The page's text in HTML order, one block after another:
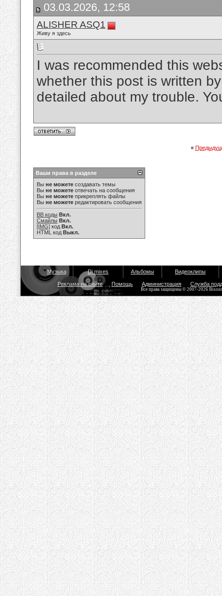
03.03.2026, 12:58
ALISHER ASQ1
Живу я здесь
I was recommended this
whether this post is written
detailed about my trouble.
«
Ваши права в разделе
Вы не можете создавать темы
Вы не можете отвечать на сообщения
Вы не можете прикреплять файлы
Вы не можете редактировать сообщения
BB коды Вкл.
Смайлы Вкл.
[IMG] код Вкл.
HTML код Выкл.
Музыка Dj mixes Альбомы Видеоклипы
Реклама на сайте Помощь Администрация Служба
Все права защищены © 2007-2026